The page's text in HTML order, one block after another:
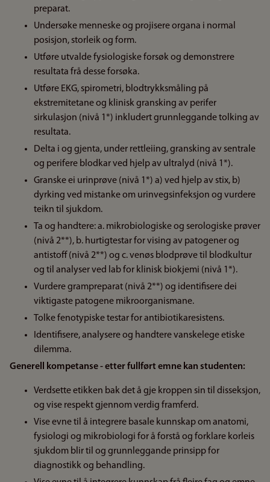
preparat.
Undersøke menneske og projisere organa i normal
posisjon, storleik og form.
Utføre utvalde fysiologiske forsøk og demonstrere
resultata frå desse forsøka.
Utføre EKG, spirometri, blodtrykksmåling på
ekstremitetane og klinisk gransking av perifer
sirkulasjon (nivå 1*) inkludert grunnleggande tolking av
resultata.
Delta i og gjenta, under rettleiing, gransking av sentrale
og perifere blodkar ved hjelp av ultralyd (nivå 1*).
Granske ei urinprøve (nivå 1*) a) ved hjelp av stix, b)
dyrking ved mistanke om urinvegsinfeksjon og vurdere
teikn til sjukdom.
Ta og handtere: a. mikrobiologiske og serologiske prøver
(nivå 2**), b. hurtigtestar for vising av patogener og
antistoff (nivå 2**) og c. venøs blodprøve til blodkultur
og til analyser ved lab for klinisk biokjemi (nivå 1*).
Vurdere grampreparat (nivå 2**) og identifisere dei
viktigaste patogene mikroorganismane.
Tolke fenotypiske testar for antibiotikaresistens.
Identifisere, analysere og handtere vanskelege etiske
dilemma.
Generell kompetanse - etter fullført emne kan studenten:
Verdsette etikken bak det å gje kroppen sin til disseksjon,
og vise respekt gjennom verdig framferd.
Vise evne til å integrere basale kunnskap om anatomi,
fysiologi og mikrobiologi for å forstå og forklare korleis
sjukdom blir til og grunnleggande prinsipp for
diagnostikk og behandling.